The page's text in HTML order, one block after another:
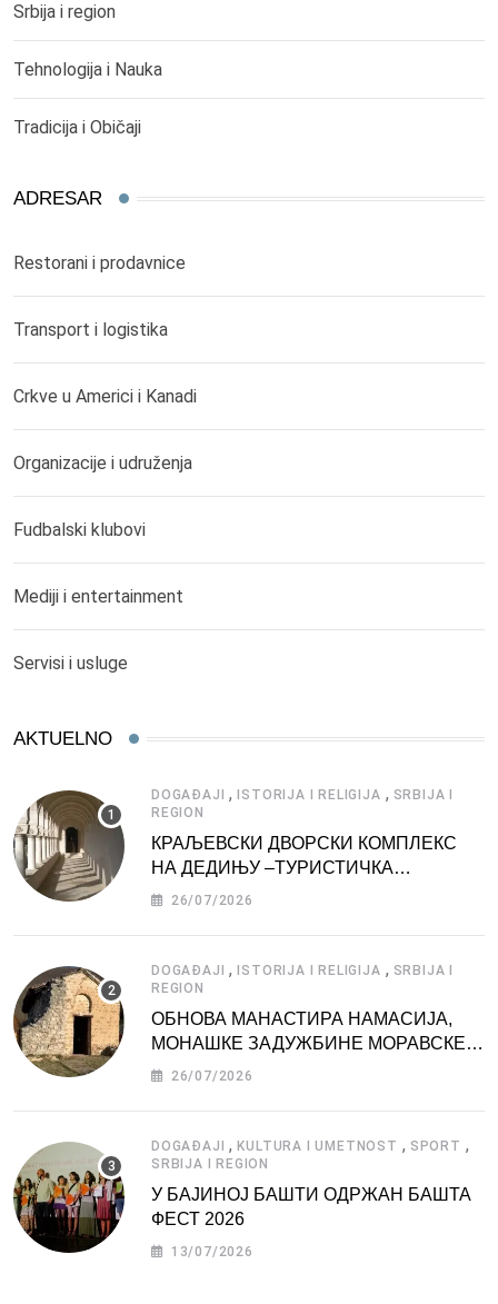
Srbija i region
Tehnologija i Nauka
Tradicija i Običaji
ADRESAR
Restorani i prodavnice
Transport i logistika
Crkve u Americi i Kanadi
Organizacije i udruženja
Fudbalski klubovi
Mediji i entertainment
Servisi i usluge
AKTUELNO
DOGAĐAJI , ISTORIJA I RELIGIJA , SRBIJA I
REGION
КРАЉЕВСКИ ДВОРСКИ КОМПЛЕКС
НА ДЕДИЊУ –ТУРИСТИЧКА
АТРАКЦИЈА
26/07/2026
DOGAĐAJI , ISTORIJA I RELIGIJA , SRBIJA I
REGION
ОБНОВА МАНАСТИРА НАМАСИЈА,
МОНАШКЕ ЗАДУЖБИНЕ МОРАВСКЕ
СРБИЈЕ
26/07/2026
DOGAĐAJI ,KULTURA I UMETNOST , SPORT ,
SRBIJA I REGION
У БАЈИНОЈ БАШТИ ОДРЖАН БАШТА
ФЕСТ 2026
13/07/2026